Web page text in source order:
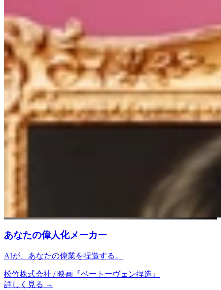
あなたの偉人化メーカー
AIが、あなたの偉業を捏造する。
松竹株式会社 / 映画『ベートーヴェン捏造』
詳しく見る →